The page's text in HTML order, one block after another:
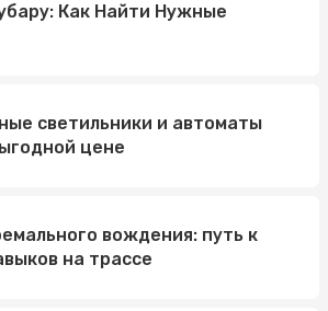
Как Найти Нужные
светильники и автоматы
цене
вождения: путь к
на трассе